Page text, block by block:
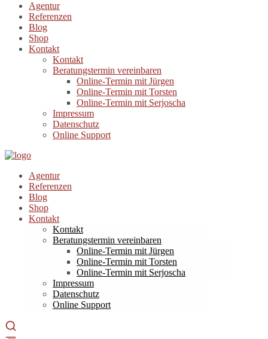
Agentur
Referenzen
Blog
Shop
Kontakt
Kontakt
Beratungstermin vereinbaren
Online-Termin mit Jürgen
Online-Termin mit Torsten
Online-Termin mit Serjoscha
Impressum
Datenschutz
Online Support
Agentur
Referenzen
Blog
Shop
Kontakt
Kontakt
Beratungstermin vereinbaren
Online-Termin mit Jürgen
Online-Termin mit Torsten
Online-Termin mit Serjoscha
Impressum
Datenschutz
Online Support